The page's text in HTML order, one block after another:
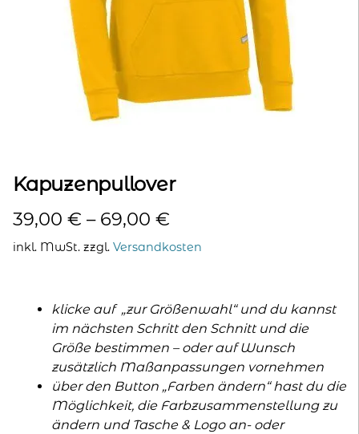
Kapuzenpullover
39,00 € – 69,00 €
inkl. MwSt. zzgl. Versandkosten
klicke auf „zur Größenwahl“ und du kannst
im nächsten Schritt den Schnitt und die
Größe bestimmen – oder auf Wunsch
zusätzlich Maßanpassungen vornehmen
über den Button „Farben ändern“ hast du die
Möglichkeit, die Farbzusammenstellung zu
ändern und Tasche & Logo an- oder